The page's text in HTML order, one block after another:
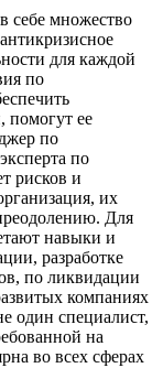
себе множество
для каждой
по
помогут ее
по
по
рисков и
их
Для
навыки и
разработке
по ликвидации
компаниях
один специалист,
на
во всех сферах